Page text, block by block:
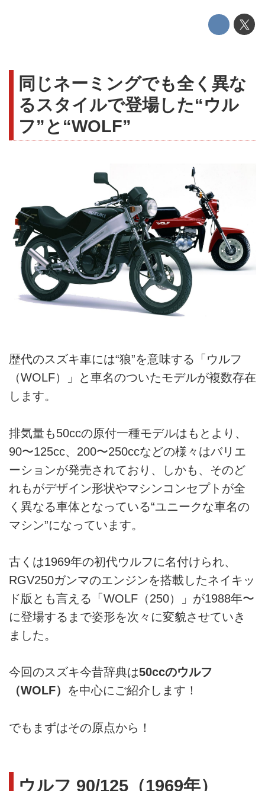
同じネーミングでも全く異な
るスタイルで登場した“ウル
フ”と“WOLF”
歴代のスズキ車には“狼”を意味する「ウルフ
（WOLF）」と車名のついたモデルが複数存在
します。
排気量も50ccの原付一種モデルはもとより、
90〜125cc、200〜250ccなどの様々はバリエ
ーションが発売されており、しかも、そのど
れもがデザイン形状やマシンコンセプトが全
く異なる車体となっている“ユニークな車名の
マシン”になっています。
古くは1969年の初代ウルフに名付けられ、
RGV250ガンマのエンジンを搭載したネイキッ
ド版とも言える「WOLF（250）」が1988年〜
に登場するまで姿形を次々に変貌させていき
ました。
今回のスズキ今昔辞典は50ccのウルフ
（WOLF） を中心にご紹介します！
でもまずはその原点から！
ウルフ 90/125（1969年）